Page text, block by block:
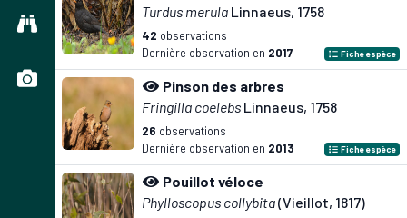
Turdus merula Linnaeus, 1758
42 observations
Dernière observation en 2017 Fiche espèce
Pinson des arbres
Fringilla coelebs Linnaeus, 1758
26 observations
Dernière observation en 2013 Fiche espèce
Pouillot véloce
Phylloscopus collybita(Vieillot, 1817)